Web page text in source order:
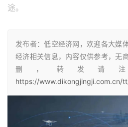
途。
发布者：低空经济网，欢迎各大媒
经济相关信息，内容仅供参考，无
删，转发请
https://www.dikongjingji.com.cn/